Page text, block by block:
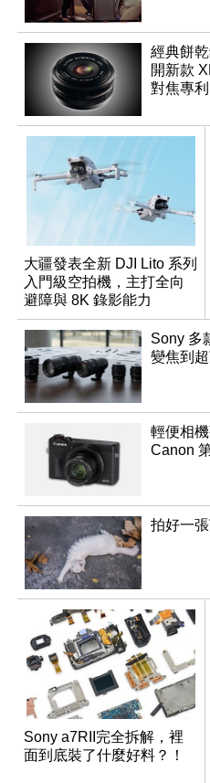
經典餅
開新款
對焦專利
大疆發表全新 DJI Lito 系列
入門級空拍機，主打全向
避障與 8K 錄影能力
Sony 多
變焦到
輕便相
Canon
拍好一
Sony a7RII完全拆解，裡
面到底裝了什麼好料？！